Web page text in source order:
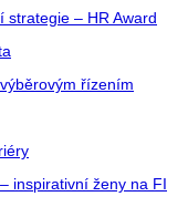
strategie – HR Award
řízením
inspirativní ženy na FI